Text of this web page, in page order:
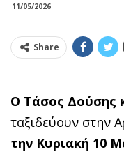
11/05/2026
Share
Ο Τάσος Δούσης
ταξιδεύουν στην
την Κυριακή 10